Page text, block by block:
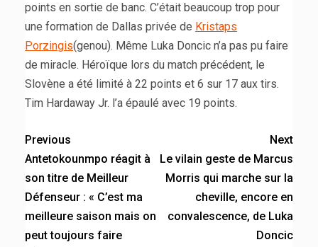
points en sortie de banc. C’était beaucoup trop pour
une formation de Dallas privée de Kristaps
Porzingis(genou). Même Luka Doncic n’a pas pu faire
de miracle. Héroïque lors du match précédent, le
Slovène a été limité à 22 points et 6 sur 17 aux tirs.
Tim Hardaway Jr. l’a épaulé avec 19 points.
Previous
Antetokounmpo réagit à
son titre de Meilleur
Défenseur : « C’est ma
meilleure saison mais on
peut toujours faire
Next
Le vilain geste de Marcus
Morris qui marche sur la
cheville, encore en
convalescence, de Luka
Doncic